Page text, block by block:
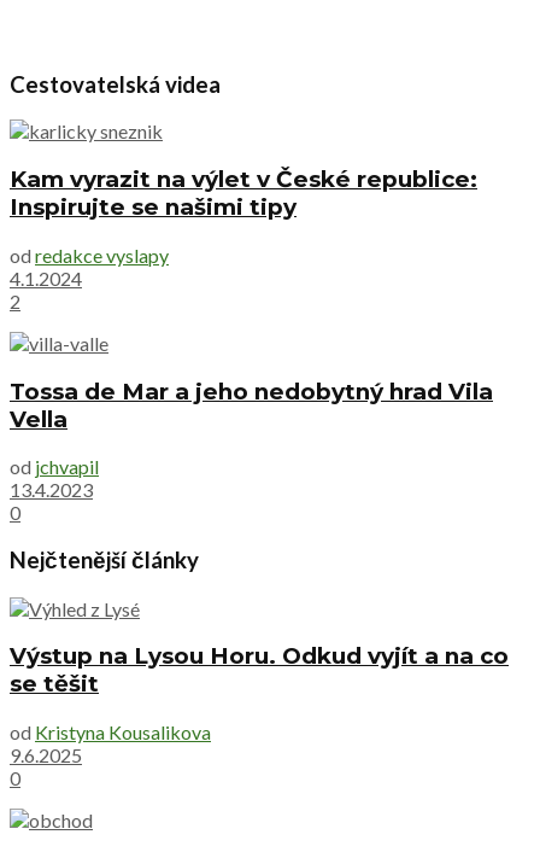
Cestovatelská videa
Kam vyrazit na výlet v České republice:
Inspirujte se našimi tipy
od redakce vyslapy
4.1.2024
2
Tossa de Mar a jeho nedobytný hrad Vila
Vella
od jchvapil
13.4.2023
0
Nejčtenější články
Výstup na Lysou Horu. Odkud vyjít a na co
se těšit
od Kristyna Kousalikova
9.6.2025
0